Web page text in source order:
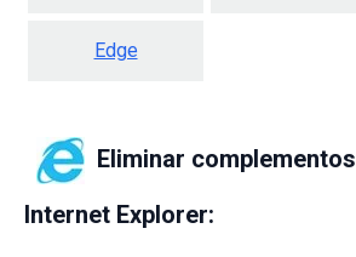
Edge
Eliminar
Internet Explorer: